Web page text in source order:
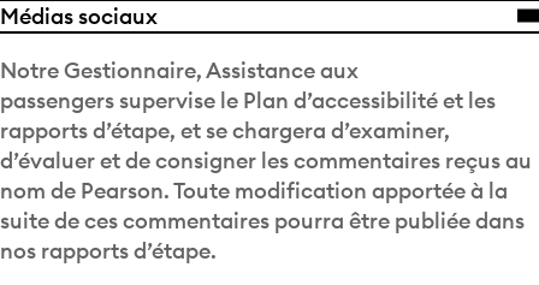
Médias sociaux
NotreGestionnaire, Assistance aux
passengerssupervise le Plan d’accessibilité et les
rapports d’étape, et se chargera d’examiner,
d’évaluer et de consigner les commentaires reçus au
nom de Pearson. Toute modification apportée à la
suite de ces commentaires pourra être publiée dans
nos rapports d’étape.